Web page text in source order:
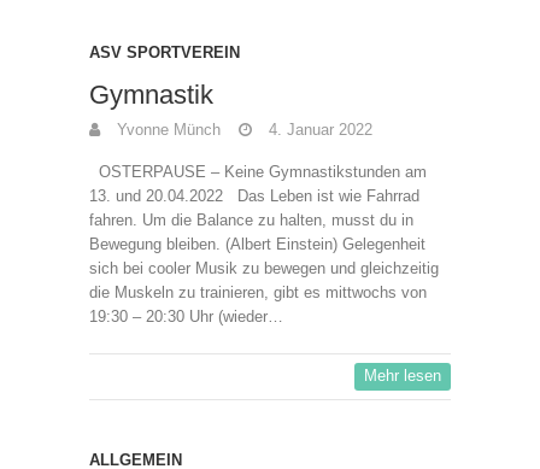
ASV SPORTVEREIN
Gymnastik
Yvonne Münch 4. Januar 2022
OSTERPAUSE – Keine Gymnastikstunden am
13. und 20.04.2022 Das Leben ist wie Fahrrad
fahren. Um die Balance zu halten, musst du in
Bewegung bleiben. (Albert Einstein) Gelegenheit
sich bei cooler Musik zu bewegen und gleichzeitig
die Muskeln zu trainieren, gibt es mittwochs von
19:30 – 20:30 Uhr (wieder…
Mehr lesen
ALLGEMEIN